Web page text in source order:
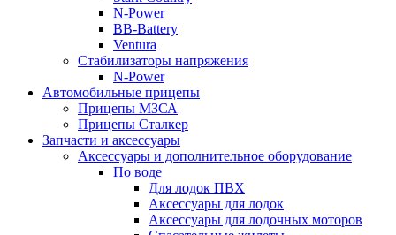
N-Power
BB-Battery
Ventura
Стабилизаторы напряжения
N-Power
Автомобильные прицепы
Прицепы МЗСА
Прицепы Сталкер
Запчасти и аксессуары
Аксессуары и дополнительное оборудование
По воде
Для лодок ПВХ
Аксессуары для лодок
Аксессуары для лодочных моторов